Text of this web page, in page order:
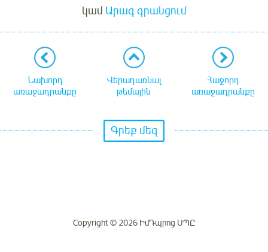
կամԱրագ գրանցում
Նախորդ
առաջադրանքը
Վերադառնալ
թեմային
Հաջորդ
առաջադրանքը
Գրեք մեզ
Copyright © 2026 ԻմԴպրոց ՍՊԸ